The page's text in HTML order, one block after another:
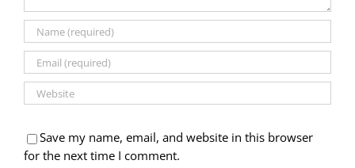
Save my name, email, and website in this browser
for the next time I comment.